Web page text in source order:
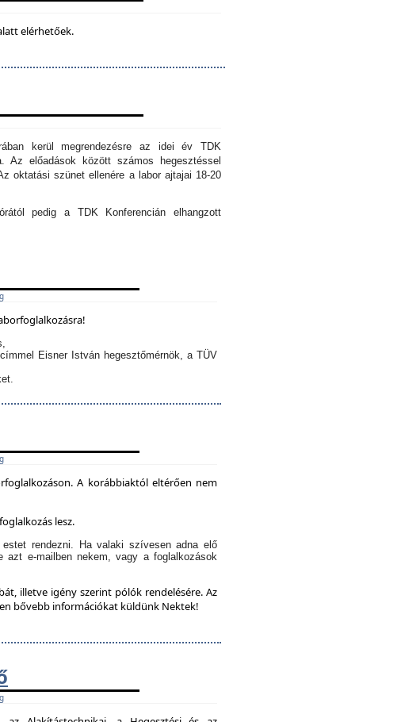
elérhetőek.
kerül megrendezésre az idei év TDK
Az előadások között számos hegesztéssel
oktatási szünet ellenére a labor ajtajai 18-20
pedig a TDK Konferencián elhangzott
Eisner István hegesztőmérnök, a TÜV
A korábbiaktól eltérően nem
lesz.
rendezni. Ha valaki szívesen adna elő
azt e-mailben nekem, vagy a foglalkozások
illetve igény szerint pólók rendelésére. Az
bővebb információkat küldünk Nektek!